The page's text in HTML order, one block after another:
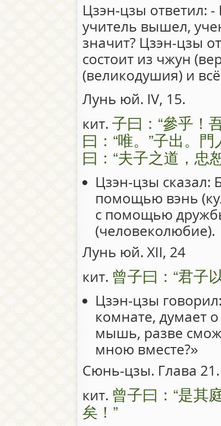
Цзэн-цзы ответил:
учитель вышел,
значит? Цзэн-цзы
состоит из чжун
(великодушия) и
Лунь юй. IV, 15.
кит. 子曰：“參乎！
曰：“唯。”子出。
曰：“夫子之道，忠
Цзэн-цзы сказал:
помощью вэнь
с помощью
(человеколюбие).
Лунь юй. XII, 24
кит. 曾子曰：“君子
Цзэн-цзы
комнате, думает
мышь, разве
мною вместе?»
Сюнь-цзы. Глава 21.
кит. 曾子曰：“是其
矣！”